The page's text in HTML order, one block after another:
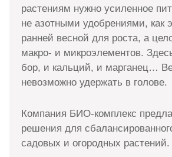
растениям нужно усиленное
не азотными удобрениями, как
ранней весной для роста, а
макро- и микроэлементов.
бор, и кальций, и марганец…
невозможно удержать в голове.
Компания БИО-комплекс
решения для
садовых и огородных растений.